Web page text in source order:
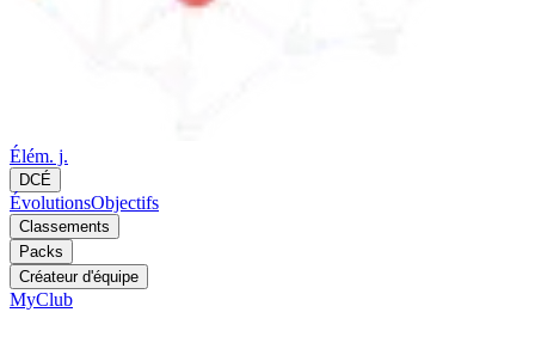
Élém. j.
DCÉ
ÉvolutionsObjectifs
Classements
Packs
Créateur d'équipe
MyClub